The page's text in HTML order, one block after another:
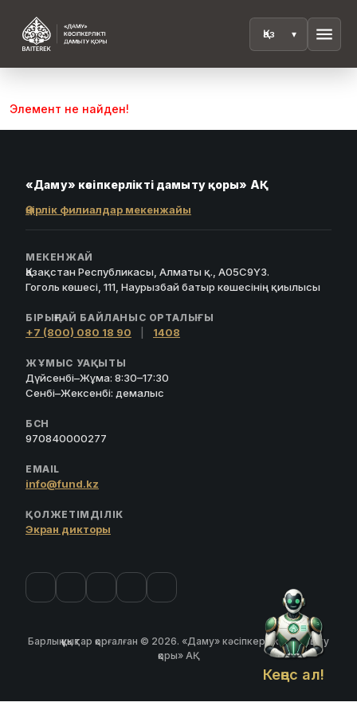
menu
Кеңес ал!
Элемент не найден!
«Даму» кәсіпкерлікті дамыту қоры» АҚ
Өңірлік филиалдар мекенжайы
МЕКЕНЖАЙ
Қазақстан Республикасы, Алматы қ., A05C9Y3.
Гоголь көшесі, 111, Наурызбай батыр көшесінің қиылысы
БІРЫҢҒАЙ БАЙЛАНЫС ОРТАЛЫҒЫ
+7 (800) 080 18 90 1408
ЖҰМЫС УАҚЫТЫ
Дүйсенбі–Жұма: 8:30–17:30
Сенбі–Жексенбі: демалыс
БСН
970840000277
EMAIL
info@fund.kz
ҚОЛЖЕТІМДІЛІК
Экран дикторы
Барлық құқықтар қорғалған © 2026. «Даму» кәсіпкерлікті дамыту
қоры» АҚ